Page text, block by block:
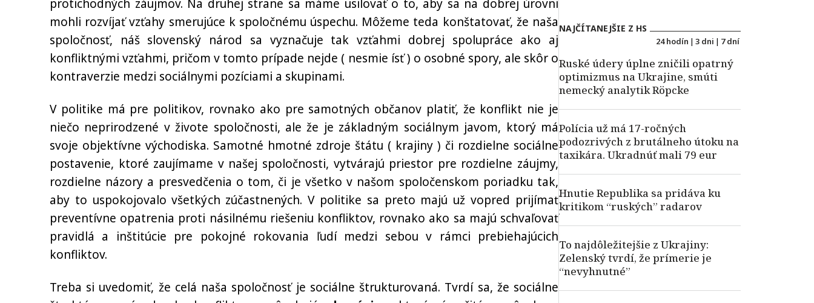
protichodných záujmov. Na druhej strane sa máme usilovať o to, aby sa na dobrej úrovni
mohli rozvíjať vzťahy smerujúce k spoločnému úspechu. Môžeme teda konštatovať, že naša
spoločnosť, náš slovenský národ sa vyznačuje tak vzťahmi dobrej spolupráce ako aj
konfliktnými vzťahmi, pričom v tomto prípade nejde ( nesmie ísť ) o osobné spory, ale skôr o
kontraverzie medzi sociálnymi pozíciami a skupinami.
V politike má pre politikov, rovnako ako pre samotných občanov platiť, že konflikt nie je
niečo neprirodzené v živote spoločnosti, ale že je základným sociálnym javom, ktorý má
svoje objektívne východiska. Samotné hmotné zdroje štátu ( krajiny ) či rozdielne sociálne
postavenie, ktoré zaujímame v našej spoločnosti, vytvárajú priestor pre rozdielne záujmy,
rozdielne názory a presvedčenia o tom, či je všetko v našom spoločenskom poriadku tak,
aby to uspokojovalo všetkých zúčastnených. V politike sa preto majú už vopred prijímať
preventívne opatrenia proti násilnému riešeniu konfliktov, rovnako ako sa majú schvaľovať
pravidlá a inštitúcie pre pokojné rokovania ľudí medzi sebou v rámci prebiehajúcich
konfliktov.
Treba si uvedomiť, že celá naša spoločnosť je sociálne štrukturovaná. Tvrdí sa, že sociálne
NAJČÍTANEJŠIE Z HS
24 hodín | 3 dni | 7 dní
Ruské údery úplne zničili opatrný
optimizmus na Ukrajine, smúti
nemecký analytik Röpcke
Polícia už má 17-ročných
podozrivých z brutálneho útoku na
taxikára. Ukradnúť mali 79 eur
Hnutie Republika sa pridáva ku
kritikom “ruských” radarov
To najdôležitejšie z Ukrajiny:
Zelenský tvrdí, že prímerie je
“nevyhnutné”